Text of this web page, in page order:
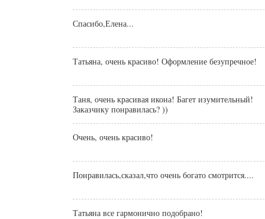
Спасибо,Елена...
Татьяна, очень красиво! Оформление безупречное!
Таня, очень красивая икона! Багет изумительный!
Заказчику понравилась? ))
Очень, очень красиво!
Понравилась,сказал,что очень богато смотрится....
Татьяна все гармонично подобрано!